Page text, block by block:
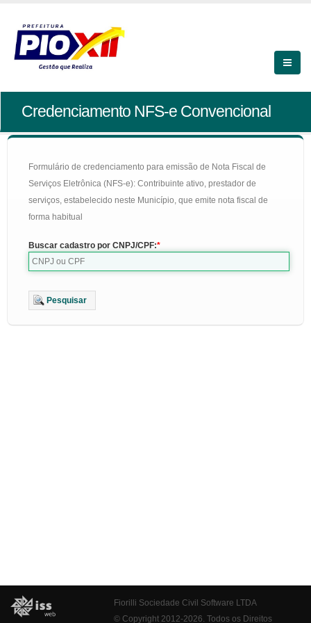
Credenciamento NFS-e Convencional
Formulário de credenciamento para emissão de Nota Fiscal de
Serviços Eletrônica (NFS-e): Contribuinte ativo, prestador de
serviços, estabelecido neste Município, que emite nota fiscal de
forma habitual
Buscar cadastro por CNPJ/CPF:
Pesquisar
Fiorilli Sociedade Civil Software LTDA
© Copyright 2012-2026. Todos os Direitos